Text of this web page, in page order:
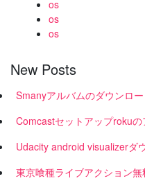
os
os
os
New Posts
Smanyアルバムのダウンロー
Comcastセットアップroku
Udacity android visualizerダ
東京喰種ライブアクション